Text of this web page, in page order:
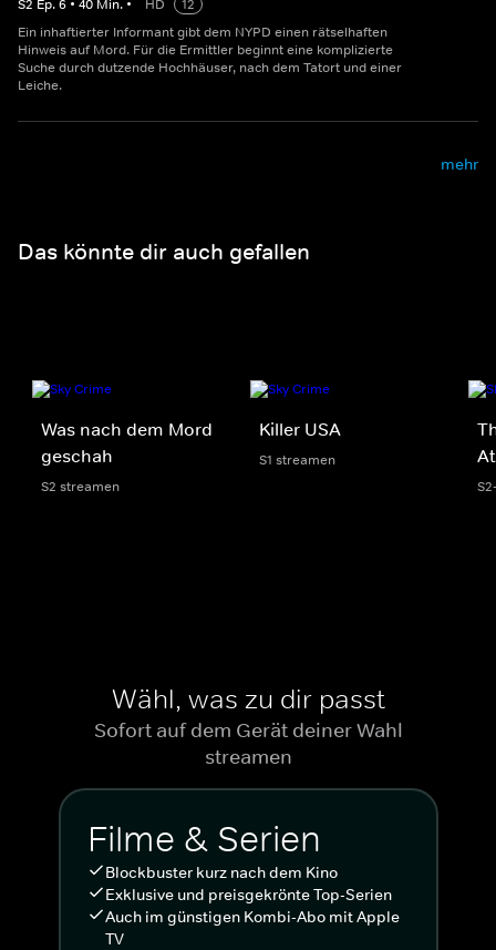
S2 Ep.6 • 40 Min. • HD
12
Ein inhaftierter Informant gibt dem NYPD einen rätselhaften
Hinweis auf Mord. Für die Ermittler beginnt eine komplizierte
Suche durch dutzende Hochhäuser, nach dem Tatort und einer
Leiche.
mehr
Das könnte dir auch gefallen
Was nach dem Mord
geschah
S2 streamen
Killer USA
S1 streamen
Wähl, was zu dir passt
Sofort auf dem Gerät deiner Wahl
streamen
Filme & Serien
Blockbuster kurz nach dem Kino
Exklusive und preisgekrönte Top-Serien
Auch im günstigen Kombi-Abo mit Apple
TV